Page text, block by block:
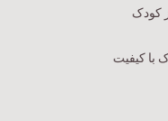
کودک
با کیفیت